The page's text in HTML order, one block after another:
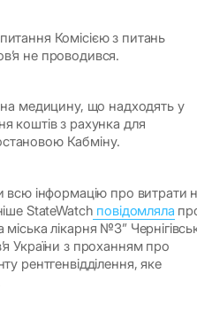
Комісією з питань
не проводився.
на медицину, що надходять у
коштів з рахунка для
Кабміну.
всю інформацію про витрати
StateWatch повідомляла
лікарня №3”
України з проханням про
рентгенвідділення, яке